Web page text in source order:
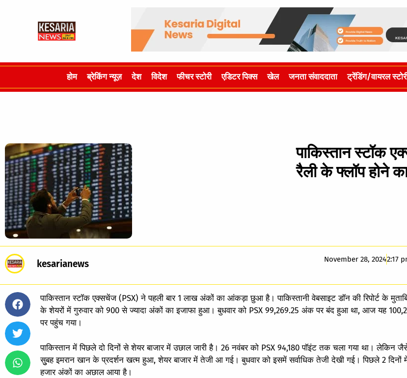
होम ब्रेकिंग न्यूज़ देश विदेश फीचर स्टोरी एडिटर पिक्स खेल जनता संवाददाता ट्रेंडिंग/वायरल
पाकिस्तान स्टॉक
रैली के फ्लॉप होने
kesarianews November 28, 20242:17
पाकिस्तान स्टॉक एक्सचेंज (PSX) ने पहली बार 1 लाख अंकों का आंकड़ा छुआ है। पाकिस्तानी वेबसाइट डॉन की रिपोर्ट के
के शेयरों में गुरुवार को 900 से ज्यादा अंकों का इजाफा हुआ। बुधवार को PSX 99,269.25 अंक पर बंद हुआ था, आज यह
पर पहुंच गया।
पाकिस्तान में पिछले दो दिनों से शेयर बाजार में उछाल जारी है। 26 नवंबर को PSX 94,180 पॉइंट तक चला गया था। लेकिन
सुुबह इमरान खान के प्रदर्शन खत्म हुआ, शेयर बाजार में तेजी आ गई। बुधवार को इसमें सर्वाधिक तेजी देखी गई। पिछले 2 दिनों
हजार अंकों का अछाल आया है।